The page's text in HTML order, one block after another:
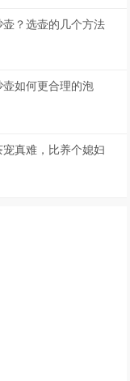
？选壶的几个方法
如何更合理的泡
真难，比养个媳妇